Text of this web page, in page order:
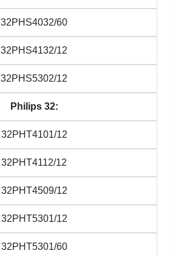
32PHS4032/60
32PHS4132/12
32PHS5302/12
Philips 32:
32PHT4101/12
32PHT4112/12
32PHT4509/12
32PHT5301/12
32PHT5301/60